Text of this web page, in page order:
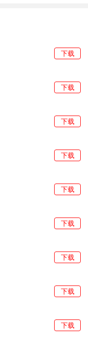
下载
下载
下载
下载
下载
下载
下载
下载
下载